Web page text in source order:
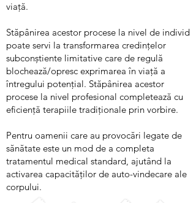
viață.
Stăpânirea acestor procese la nivel de individ
poate servi la transformarea credințelor
subconștiente limitative care de regulă
blochează/opresc exprimarea în viață a
întregului potențial. Stăpânirea acestor
procese la nivel profesional completează cu
eficiență terapiile tradiționale prin vorbire.
Pentru oamenii care au provocări legate de
sănătate este un mod de a completa
tratamentul medical standard, ajutând la
activarea capacităților de auto-vindecare ale
corpului.